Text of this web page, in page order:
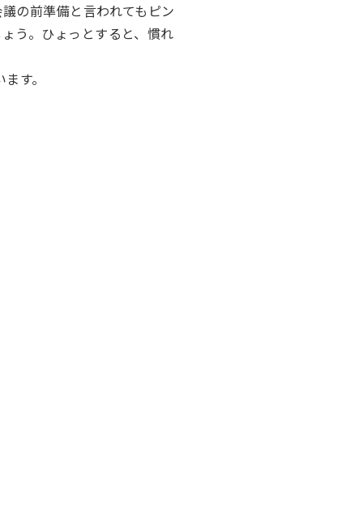
の前準備と言われてもピン
う。ひょっとすると、慣れ
す。